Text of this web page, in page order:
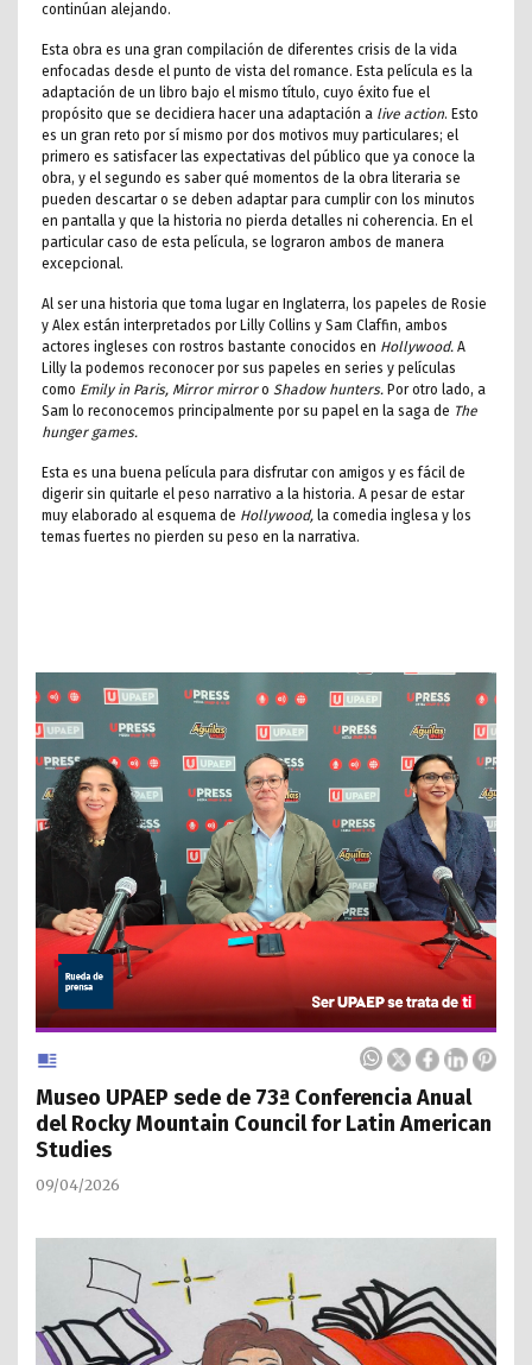
continúan alejando.
Esta obra es una gran compilación de diferentes crisis de la vida
enfocadas desde el punto de vista del romance. Esta película es la
adaptación de un libro bajo el mismo título, cuyo éxito fue el
propósito que se decidiera hacer una adaptación a live action. Esto
es un gran reto por sí mismo por dos motivos muy particulares; el
primero es satisfacer las expectativas del público que ya conoce la
obra, y el segundo es saber qué momentos de la obra literaria se
pueden descartar o se deben adaptar para cumplir con los minutos
en pantalla y que la historia no pierda detalles ni coherencia. En el
particular caso de esta película, se lograron ambos de manera
excepcional.
Al ser una historia que toma lugar en Inglaterra, los papeles de Rosie
y Alex están interpretados por Lilly Collins y Sam Claffin, ambos
actores ingleses con rostros bastante conocidos en Hollywood. A
Lilly la podemos reconocer por sus papeles en series y películas
como Emily in Paris, Mirror mirroro Shadow hunters. Por otro lado, a
Sam lo reconocemos principalmente por su papel en la saga de The
hunger games.
Esta es una buena película para disfrutar con amigos y es fácil de
digerir sin quitarle el peso narrativo a la historia. A pesar de estar
muy elaborado al esquema de Hollywood, la comedia inglesa y los
temas fuertes no pierden su peso en la narrativa.
Museo UPAEP sede de 73ª Conferencia Anual
del Rocky Mountain Council for Latin American
Studies
09/04/2026